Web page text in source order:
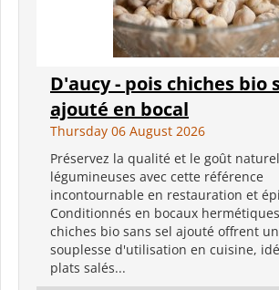
D'aucy - pois chiches bio
ajouté en bocal
Thursday 06 August 2026
Préservez la qualité et le goût
légumineuses avec cette référence
incontournable en restauration et
Conditionnés en bocaux
chiches bio sans sel ajouté offrent
souplesse d'utilisation en cuisine,
plats salés...